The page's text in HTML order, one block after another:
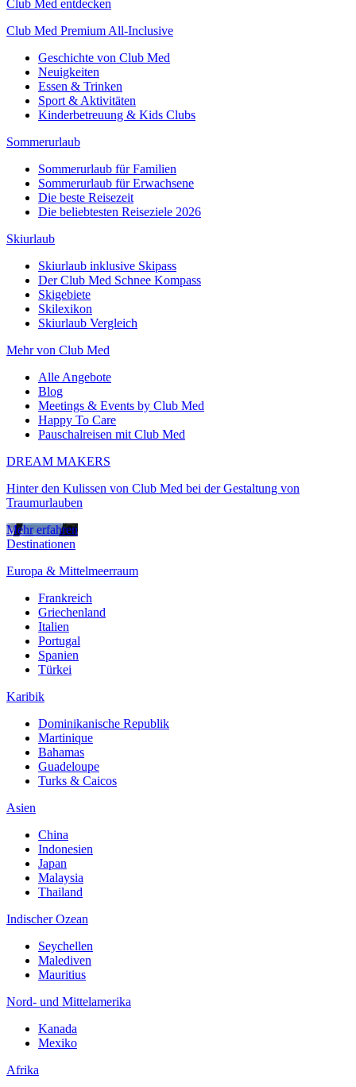
Club Med entdecken
Club Med Premium All-Inclusive
Geschichte von Club Med
Neuigkeiten
Essen & Trinken
Sport & Aktivitäten
Kinderbetreuung & Kids Clubs
Sommerurlaub
Sommerurlaub für Familien
Sommerurlaub für Erwachsene
Die beste Reisezeit
Die beliebtesten Reiseziele 2026
Skiurlaub
Skiurlaub inklusive Skipass
Der Club Med Schnee Kompass
Skigebiete
Skilexikon
Skiurlaub Vergleich
Mehr von Club Med
Alle Angebote
Blog
Meetings & Events by Club Med
Happy To Care
Pauschalreisen mit Club Med
DREAM MAKERS
Hinter den Kulissen von Club Med bei der Gestaltung von
Traumurlauben
Mehr erfahren
Destinationen
Europa & Mittelmeerraum
Frankreich
Griechenland
Italien
Portugal
Spanien
Türkei
Karibik
Dominikanische Republik
Martinique
Bahamas
Guadeloupe
Turks & Caicos
Asien
China
Indonesien
Japan
Malaysia
Thailand
Indischer Ozean
Seychellen
Malediven
Mauritius
Nord- und Mittelamerika
Kanada
Mexiko
Afrika